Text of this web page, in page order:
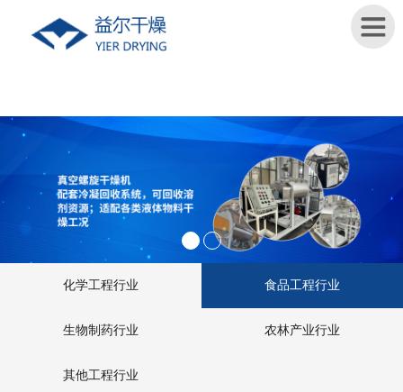
关
于
我
们
新
闻
讯
产
化学工程行业 食品工程行业
生物制药行业 农林产业行业
其他工程行业